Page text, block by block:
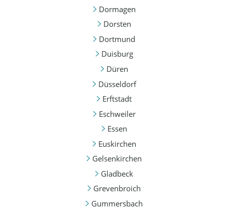
Dormagen
Dorsten
Dortmund
Duisburg
Düren
Düsseldorf
Erftstadt
Eschweiler
Essen
Euskirchen
Gelsenkirchen
Gladbeck
Grevenbroich
Gummersbach